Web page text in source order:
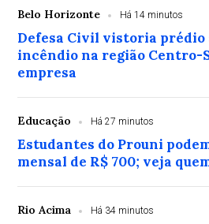
Belo Horizonte Há 14 minutos
Defesa Civil vistoria
incêndio na região Centro-
empresa
Educação Há 27 minutos
Estudantes do Prouni
mensal de R$ 700; veja
Rio Acima Há 34 minutos